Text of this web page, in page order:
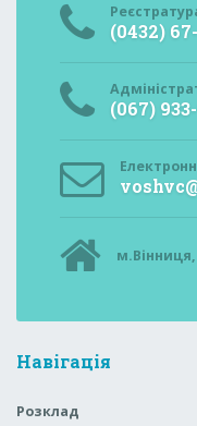
(0432)
(067)
м.Вінниця,
Навігація
Розклад